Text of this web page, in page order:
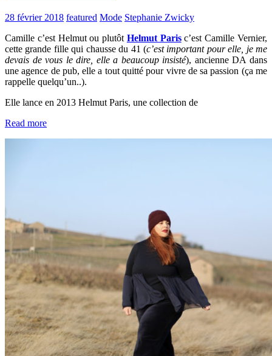
28 février 2018 featured Mode Stephanie Zwicky
Camille c’est Helmut ou plutôt Helmut Parisc’est Camille Vernier,
cette grande fille qui chausse du 41 (c’est important pour elle, je me
devais de vous le dire, elle a beaucoup insisté), ancienne DA dans
une agence de pub, elle a tout quitté pour vivre de sa passion (ça me
rappelle quelqu’un..).
Elle lance en 2013 Helmut Paris, une collection de
Read more